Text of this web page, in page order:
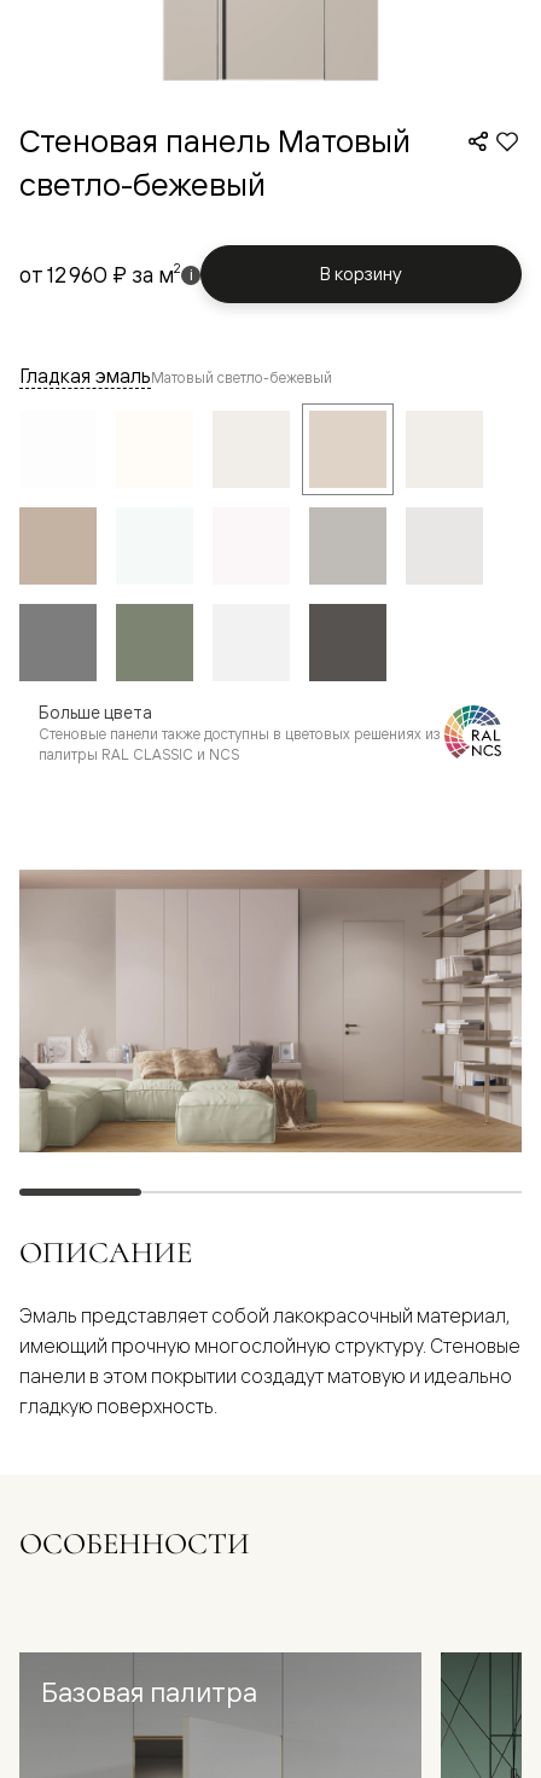
Стеновая панель Матовый
светло-бежевый
от12 960 ₽ за м2 i В корзину
Гладкая эмальМатовый светло-бежевый
Больше цвета
Стеновые панели также доступны в цветовых решениях из
палитры RAL CLASSIC и NCS
ОПИСАНИЕ
Эмаль представляет собой лакокрасочный материал,
имеющий прочную многослойную структуру. Стеновые
панели в этом покрытии создадут матовую и идеально
гладкую поверхность.
ОСОБЕННОСТИ
Базовая палитра